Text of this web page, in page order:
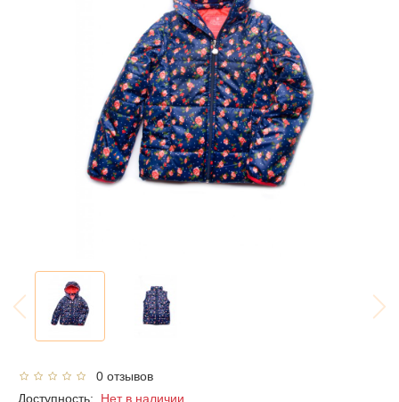
0 отзывов
Доступность: Нет в наличии